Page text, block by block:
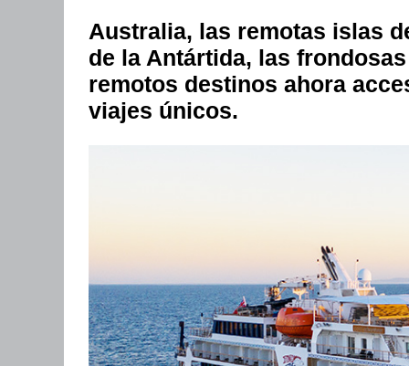
Australia, las remotas islas
de la Antártida, las
remotos destinos ahora
viajes únicos.